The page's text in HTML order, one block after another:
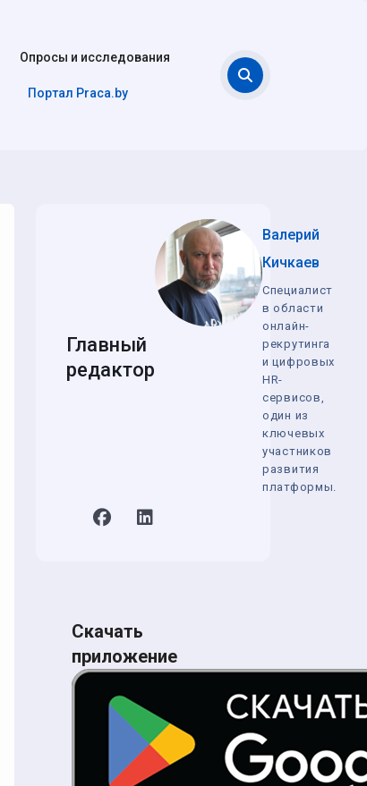
Опросы и исследования
Портал Praca.by
Главный
редактор
Валерий
Кичкаев
Специалист
в области
онлайн-
рекрутинга
и цифровых
HR-
сервисов,
один из
ключевых
участников
развития
платформы.
Скачать
приложение